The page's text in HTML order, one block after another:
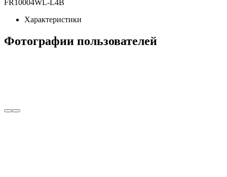
FR10004WL-L4B
Характеристики
Фотографии пользователей